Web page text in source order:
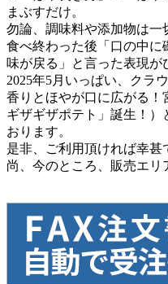
まぶすだけ。
勿論、調味料や添加物は一
食べ終わった後「口の中
味が戻る」と言った表現
2025年5月いっぱい、クラ
香りとほやが口に広がる！
ギザギザポテト」誕生！）
おります。
是非、ご利用頂ければ幸甚
尚、今のところ、販売エリ